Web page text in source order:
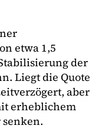
etwa 1,5
der
Liegt die Quote
aber
erheblichem